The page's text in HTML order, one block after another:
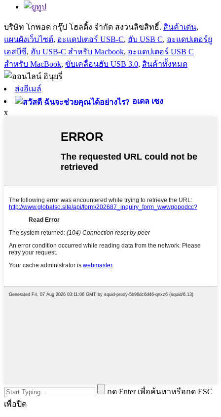
บริษัท โกพอด กรุ๊ป โฮลดิ้ง จำกัด สงวนลิขสิทธิ์. สินค้าเด่น,
แผนผังเว็บไซต์, อะแดปเตอร์ USB-C, ฮับ ​​USB C, อะแดปเตอร์ยู
เอสบีซี, ฮับ ​​USB-C สำหรับ Macbook, อะแดปเตอร์ USB C
สำหรับ MacBook, ขับเคลื่อนฮับ USB 3.0, สินค้าทั้งหมด
ส่งอีเมล์
อเดล เซง
x
กด Enter เพื่อค้นหาหรือกด ESC
เพื่อปิด